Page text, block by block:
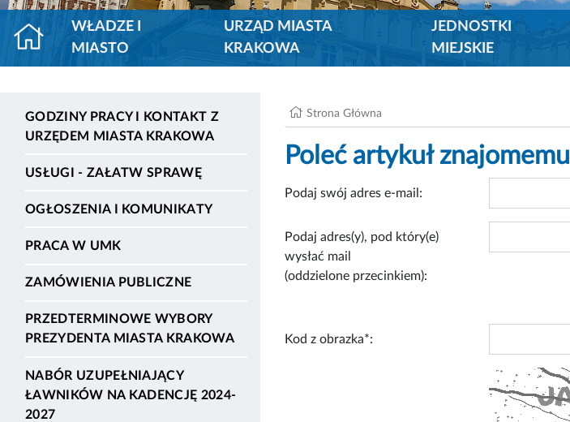
WŁADZE I
MIASTO
URZĄD MIASTA
KRAKOWA
JEDNOSTKI
MIEJSKIE
GODZINY PRACY I KONTAKT Z
URZĘDEM MIASTA KRAKOWA
USŁUGI - ZAŁATW SPRAWĘ
OGŁOSZENIA I KOMUNIKATY
PRACA W UMK
ZAMÓWIENIA PUBLICZNE
PRZEDTERMINOWE WYBORY
PREZYDENTA MIASTA KRAKOWA
NABÓR UZUPEŁNIAJĄCY
ŁAWNIKÓW NA KADENCJĘ 2024-
2027
Strona Główna
Poleć artykuł znajomemu
Podaj swój adres e-mail:
Podaj adres(y), pod który(e)
wysłać mail
(oddzielone przecinkiem):
Kod z obrazka*: